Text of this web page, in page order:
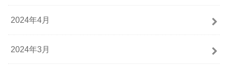
2024年4月
2024年3月